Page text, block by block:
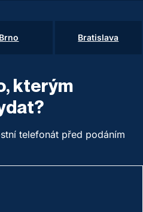
Brno Bratislava
kterým
telefonát před podáním